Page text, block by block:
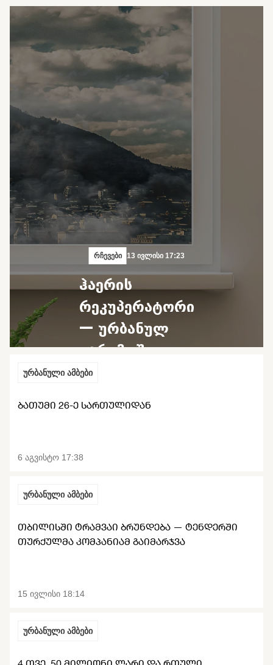
რჩევები 13 ივლისი 17:23
ჰაერის
რეკუპერატორი
— ურბანულ
გარემოში
დაბინძურებულ
ურბანული ამბები
ᲑᲐᲗᲣᲛᲘ 26-Ე ᲡᲐᲠᲗᲣᲚᲘᲓᲐᲜ
6 აგვისტო 17:38
ურბანული ამბები
ᲗᲑᲘᲚᲘᲡᲨᲘ ᲢᲠᲐᲛᲕᲐᲘ ᲑᲠᲣᲜᲓᲔᲑᲐ — ᲢᲔᲜᲓᲔᲠᲨᲘ
ᲗᲣᲠᲥᲣᲚᲛᲐ ᲙᲝᲛᲞᲐᲜᲘᲐᲛ ᲒᲐᲘᲛᲐᲠᲯᲕᲐ
15 ივლისი 18:14
ურბანული ამბები